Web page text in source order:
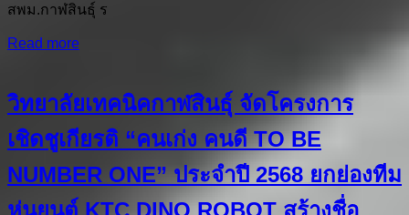
สพม.กาฬสินธุ์ ร
Read more
วิทยาลัยเทคนิคกาฬสินธุ์ จัดโครงการ
เชิดชูเกียรติ “คนเก่ง คนดี TO BE
NUMBER ONE” ประจำปี 2568 ยกย่องทีม